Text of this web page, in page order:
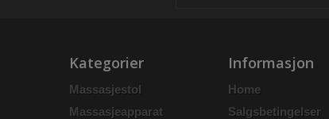
Kategorier
Massasjestol
Massasjeapparat
Informasjon
Home
Salgsbetingelser